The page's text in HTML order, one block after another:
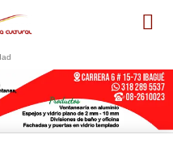
S U
WhatsApp
+573249605958